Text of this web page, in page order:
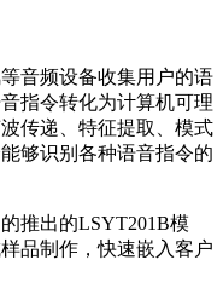
音频设备收集用户的语
指令转化为计算机可理
传递、特征提取、模式
够识别各种语音指令的
推出的LSYT201B模
品制作，快速嵌入客户